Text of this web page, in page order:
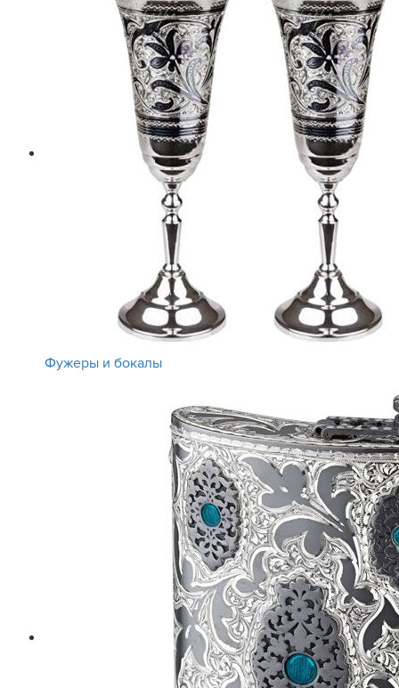
Фужеры и бокалы